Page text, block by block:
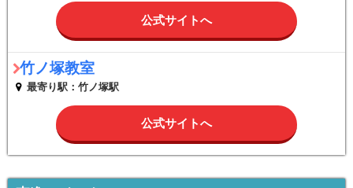
公式サイトへ
竹ノ塚教室
最寄り駅：竹ノ塚駅
公式サイトへ